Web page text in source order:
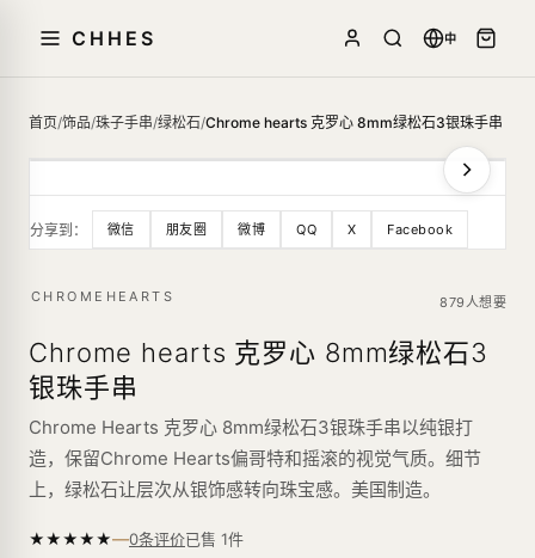
CHHES 中
首页/饰品/珠子手串/绿松石/Chrome hearts 克罗心 8mm绿松石3银珠手串
分享到： 微信 朋友圈 微博 QQ X Facebook
CHROMEHEARTS 879人想要
Chrome hearts 克罗心 8mm绿松石3
银珠手串
Chrome Hearts 克罗心 8mm绿松石3银珠手串以纯银打
造，保留Chrome Hearts偏哥特和摇滚的视觉气质。细节
上，绿松石让层次从银饰感转向珠宝感。美国制造。
★★★★★—0条评价已售 1件